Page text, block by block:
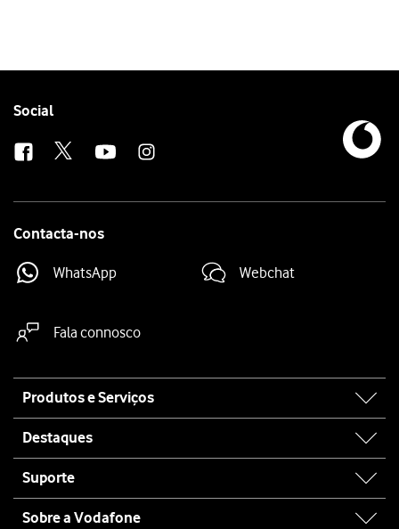
Follow
Social
Contacta-nos
WhatsApp Webchat
Fala connosco
map
Produtos e Serviços
Destaques
Suporte
Sobre a Vodafone